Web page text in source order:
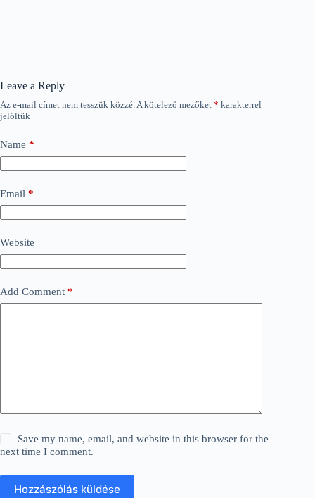
Leave a Reply
Az e-mail címet nem tesszük közzé.A kötelező mezőket * karakterrel
jelöltük
Name *
Email *
Website
Add Comment *
Save my name, email, and website in this browser for the
next time I comment.
Hozzászólás küldése